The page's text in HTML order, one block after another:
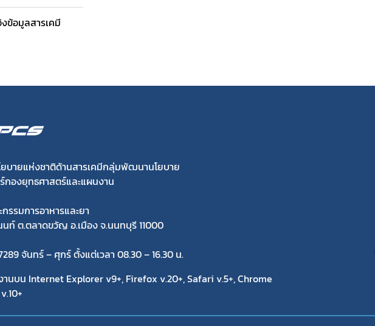
ข้อมูลสารเคมี
ายแห่งชาติด้านสารเคมีกลุ่มพัฒนานโยบาย
กองยุทธศาสตร์และแผนงาน
รรมการอาหารและยา
ท์ ต.ตลาดขวัญ อ.เมือง จ.นนทบุรี 11000
จันทร์ – ศุกร์ ตั้งแต่เวลา 08.30 – 16.30 น.
านบน Internet Explorer v9+, Firefox v.20+, Safari v.5+, Chrome